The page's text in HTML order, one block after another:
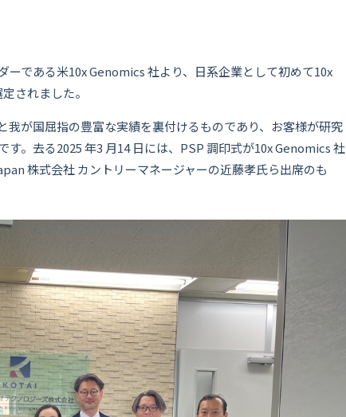
である米10x Genomics 社より、日系企業として初めて10x
されました。
が国屈指の豊富な実績を裏付けるものであり、お客様が研究
。去る2025 年3 月14 日には、PSP 調印式が10x Genomics 社
株式会社 カントリーマネージャーの近藤孝氏ら出席のも